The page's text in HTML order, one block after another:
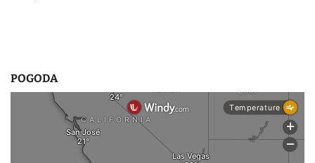
POGODA